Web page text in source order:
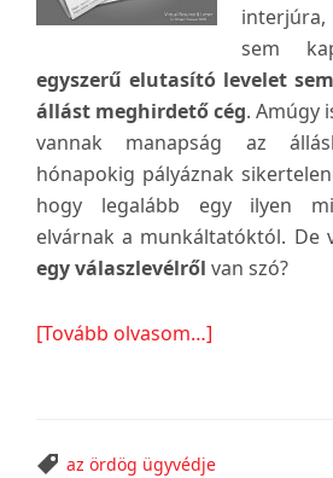
sem
egyszerű elutasító levelet
állást meghirdető cég. Amúgy
vannak manapság az
hónapokig pályáznak
hogy legalább egy ilyen
elvárnak a munkáltatóktól. De
egy válaszlevélről van szó?
[Tovább olvasom…]
az ördög ügyvédje